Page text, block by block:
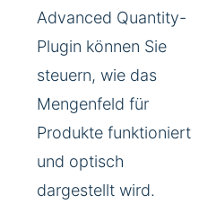
Advanced Quantity-
Plugin können Sie
steuern, wie das
Mengenfeld für
Produkte funktioniert
und optisch
dargestellt wird.